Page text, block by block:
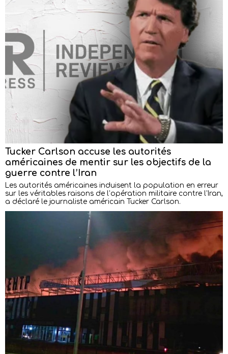
Tucker Carlson accuse les autorités
américaines de mentir sur les objectifs de la
guerre contre l’Iran
Les autorités américaines induisent la population en erreur
sur les véritables raisons de l’opération militaire contre l’Iran,
a déclaré le journaliste américain Tucker Carlson.